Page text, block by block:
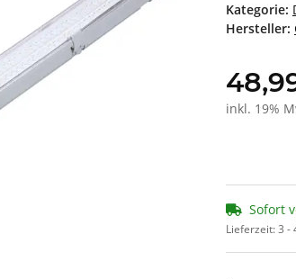
Kategorie:
Hersteller:
inkl. 19%
Sofort
Lieferzeit:3 -